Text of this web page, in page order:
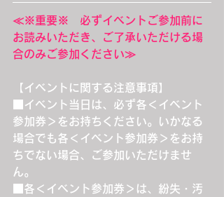
≪※重要※　必ずイベントご参加前に
お読みいただき、ご了承いただける場
合のみご参加ください≫
【イベントに関する注意事項】
■イベント当日は、必ず各＜イベント
参加券＞をお持ちください。いかなる
場合でも各＜イベント参加券＞をお持
ちでない場合、ご参加いただけませ
ん。
■各＜イベント参加券＞は、紛失・汚